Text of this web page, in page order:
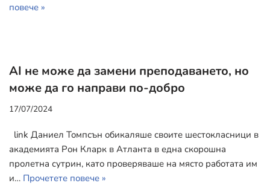
повече »
AI не може да замени преподаването, но
може да го направи по-добро
17/07/2024
link Даниел Томпсън обикаляше своите шестокласници в
академията Рон Кларк в Атланта в една скорошна
пролетна сутрин, като проверяваше на място работата им
и… Прочетете повече »